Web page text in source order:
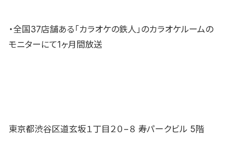
・全国37店舗ある「カラオケの鉄人」のカラオケルームの
モニターにて1ヶ月間放送
東京都渋谷区道玄坂１丁目２０−８ 寿パークビル 5階